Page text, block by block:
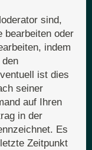
sind,
bearbeiten oder
indem
den
ist dies
seiner
auf Ihren
in der
Es
Zeitpunkt